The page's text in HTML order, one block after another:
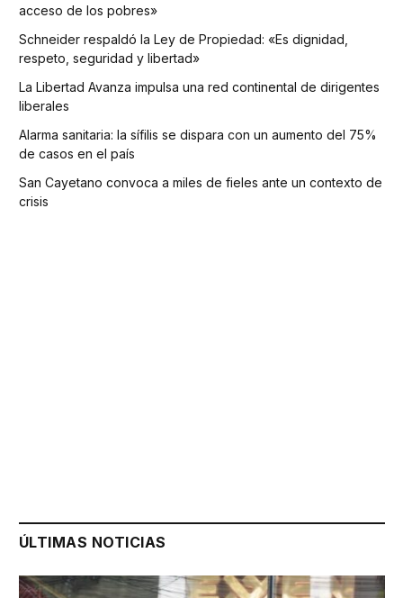
acceso de los pobres»
Schneider respaldó la Ley de Propiedad: «Es dignidad,
respeto, seguridad y libertad»
La Libertad Avanza impulsa una red continental de dirigentes
liberales
Alarma sanitaria: la sífilis se dispara con un aumento del 75%
de casos en el país
San Cayetano convoca a miles de fieles ante un contexto de
crisis
ÚLTIMAS NOTICIAS